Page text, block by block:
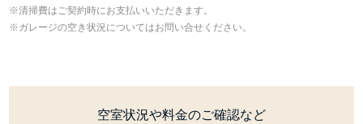
清掃費はご契約時にお支払いいただきます。
ガレージの空き状況についてはお問い合せください。
空室状況や料金のご確認など